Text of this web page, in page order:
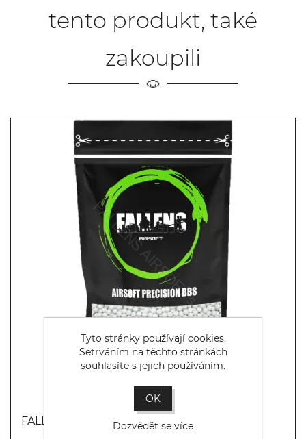
tento produkt, také
zakoupili
FALLENS AIRSOFT BIO BBs 0.28g (3571bb)
Tyto stránky používají cookies.
Setrváním na těchto stránkách
souhlasíte s jejich používáním.
OK
Dozvědět se více